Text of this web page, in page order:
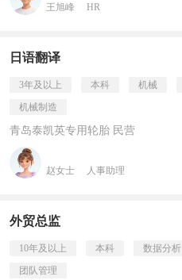
王旭峰 HR
日语翻译
3年及以上 本科 机械
机械制造
青岛泰凯英专用轮胎 民营
赵女士 人事助理
外贸总监
10年及以上 本科 数据分析
团队管理